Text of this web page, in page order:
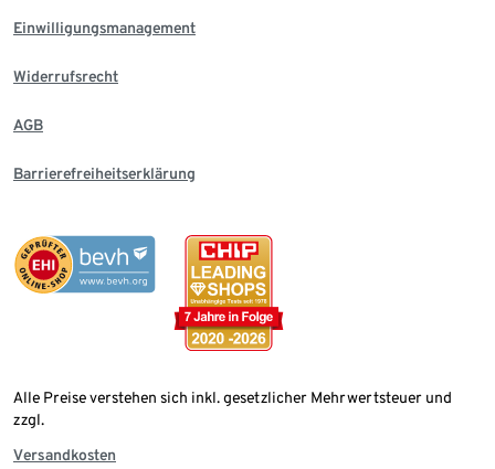
Einwilligungsmanagement
Widerrufsrecht
AGB
Barrierefreiheitserklärung
Alle Preise verstehen sich inkl. gesetzlicher Mehrwertsteuer und
zzgl.
Versandkosten